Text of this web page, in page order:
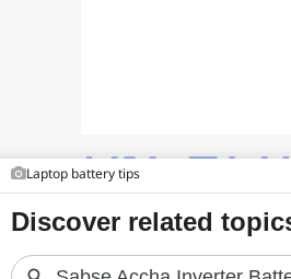
Laptop battery tips